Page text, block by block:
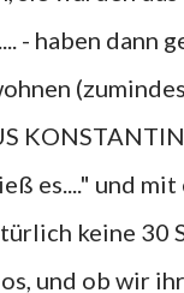
- haben dann
KONSTANTIN
es...." und
keine 30
und ob wir